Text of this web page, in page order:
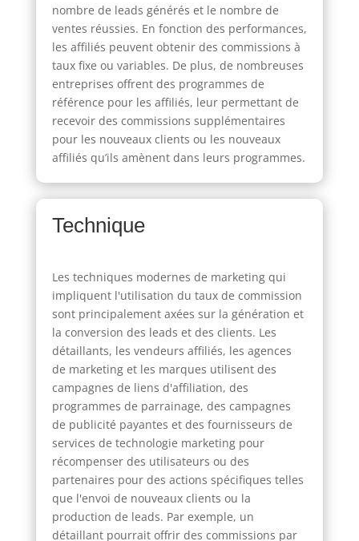
nombre de leads générés et le nombre de
ventes réussies. En fonction des performances,
les affiliés peuvent obtenir des commissions à
taux fixe ou variables. De plus, de nombreuses
entreprises offrent des programmes de
référence pour les affiliés, leur permettant de
recevoir des commissions supplémentaires
pour les nouveaux clients ou les nouveaux
affiliés qu’ils amènent dans leurs programmes.
Technique
Les techniques modernes de marketing qui
impliquent l'utilisation du taux de commission
sont principalement axées sur la génération et
la conversion des leads et des clients. Les
détaillants, les vendeurs affiliés, les agences
de marketing et les marques utilisent des
campagnes de liens d'affiliation, des
programmes de parrainage, des campagnes
de publicité payantes et des fournisseurs de
services de technologie marketing pour
récompenser des utilisateurs ou des
partenaires pour des actions spécifiques telles
que l'envoi de nouveaux clients ou la
production de leads. Par exemple, un
détaillant pourrait offrir des commissions par